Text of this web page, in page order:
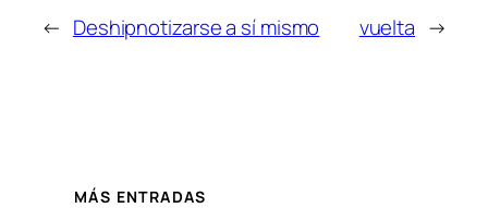
← Deshipnotizarse a sí mismo vuelta →
MÁS ENTRADAS